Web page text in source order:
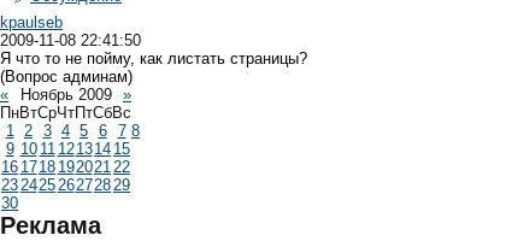
kpaulseb
2009-11-08 22:41:50
Я что то не пойму, как листать страницы?
(Вопрос админам)
«
Ноябрь 2009
»
ПнВтСрЧтПтСбВс
1 2 3 4 5 6 7 8
9 10 11 121314 15
16 1718 19202122
23242526272829
30
Реклама